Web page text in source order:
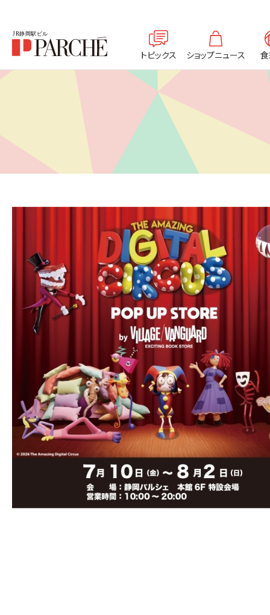
トピックス ショップニュース